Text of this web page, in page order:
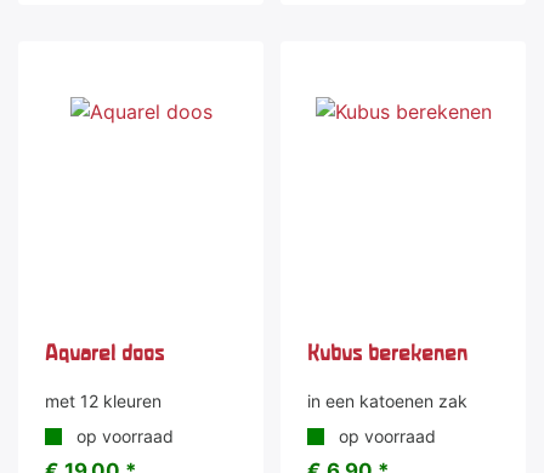
Aquarel doos
met 12 kleuren
op voorraad
Kubus berekenen
in een katoenen zak
op voorraad